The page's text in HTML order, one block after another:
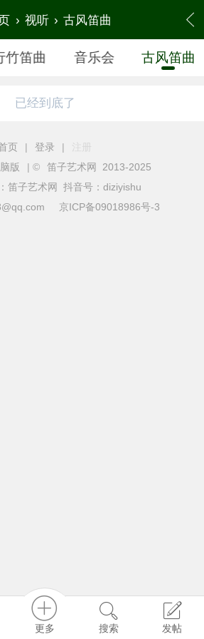
› 视听 › 古风笛曲
竹笛曲 音乐会 古风笛曲
已经到底了
页 | 登录 |
版 | ©
笛子艺术网 2013-2025
笛子艺术网 抖音号：diziyishu
京ICP备09018986号-3
更多 搜索 发帖